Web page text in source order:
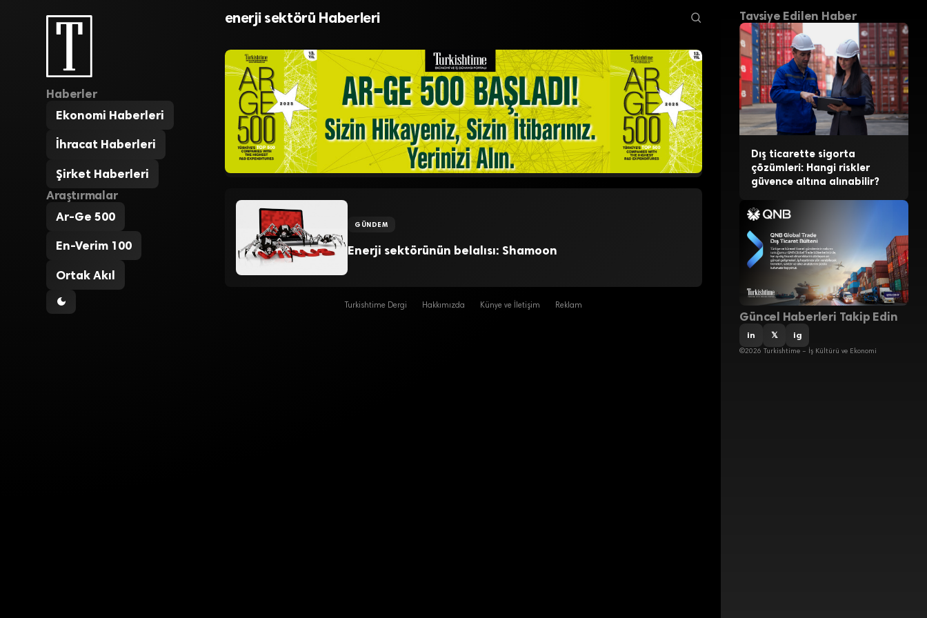
Haberler
Ekonomi Haberleri
İhracat Haberleri
Şirket Haberleri
Araştırmalar
Ar-Ge 500
En-Verim 100
Ortak Akıl
enerji sektörü Haberleri
hız kesti
GÜNDEM
Enerji sektörünün belalısı: Shamoon
Turkishtime Dergi Hakkımızda Künye ve İletişim Reklam
Tavsiye Edilen Haber
Dış ticarette sigorta
çözümleri: Hangi riskler
güvence altına alınabilir?
Güncel Haberleri Takip Edin
in 𝕏 ig
©2026 Turkishtime – İş Kültürü ve Ekonomi